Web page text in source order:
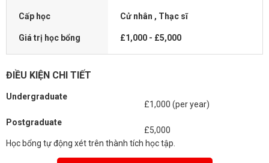
Cấp học Cử nhân , Thạc sĩ
Giá trị học bổng £1,000 - £5,000
ĐIỀU KIỆN CHI TIẾT
Undergraduate
£1,000 (per year)
Postgraduate
£5,000
Học bổng tự động xét trên thành tích học tập.